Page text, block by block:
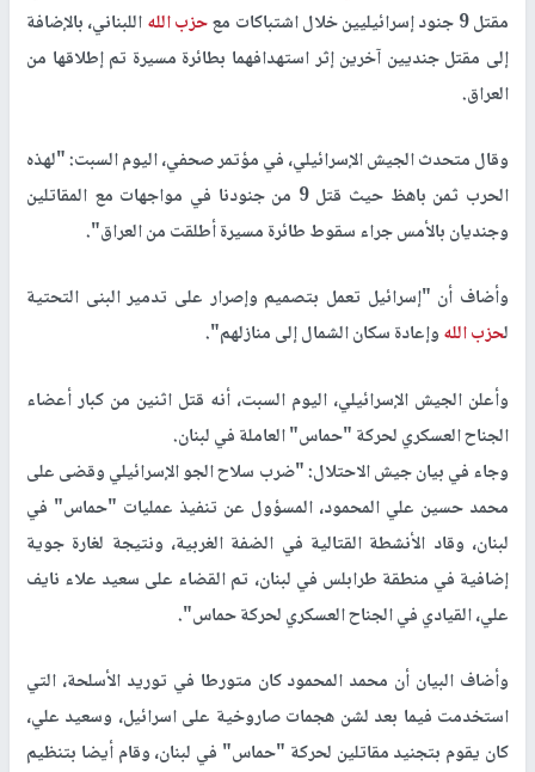
مقتل 9 جنود إسرائيليين خلال اشتباكات مع
حزب اللهاللبناني، بالإضافة
إلى مقتل جنديين آخرين إثر استهدافهما بطائرة مسيرة تم إطلاقها من
العراق.
وقال متحدث الجيش الإسرائيلي، في مؤتمر صحفي، اليوم السبت: "لهذه
الحرب ثمن باهظ حيث قتل 9 من جنودنا في مواجهات مع المقاتلين
وجنديان بالأمس جراء سقوط طائرة مسيرة أطلقت من العراق".
وأضاف أن "إسرائيل تعمل بتصميم وإصرار على تدمير البنى التحتية
لحزب اللهوإعادة سكان الشمال إلى منازلهم".
وأعلن الجيش الإسرائيلي، اليوم السبت، أنه قتل اثنين من كبار أعضاء
الجناح العسكري لحركة "حماس" العاملة في لبنان.
وجاء في بيان جيش الاحتلال: "ضرب سلاح الجو الإسرائيلي وقضى على
محمد حسين علي المحمود، المسؤول عن تنفيذ عمليات "حماس" في
لبنان، وقاد الأنشطة القتالية في الضفة الغربية، ونتيجة لغارة جوية
إضافية في منطقة طرابلس في لبنان، تم القضاء على سعيد علاء نايف
علي، القيادي في الجناح العسكري لحركة حماس".
وأضاف البيان أن محمد المحمود كان متورطا في توريد الأسلحة، التي
استخدمت فيما بعد لشن هجمات صاروخية على اسرائيل، وسعيد علي،
كان يقوم بتجنيد مقاتلين لحركة "حماس" في لبنان، وقام أيضا بتنظيم